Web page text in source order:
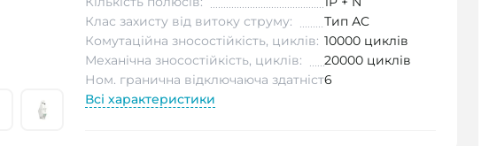
Клас захисту від витоку струму:
Тип АC
Комутаційна зносостійкість, циклів: 10000 циклів
Механічна зносостійкість, циклів:
20000 циклів
Ном. гранична відключаюча здатність Icu, кА:
6
Всі характеристики